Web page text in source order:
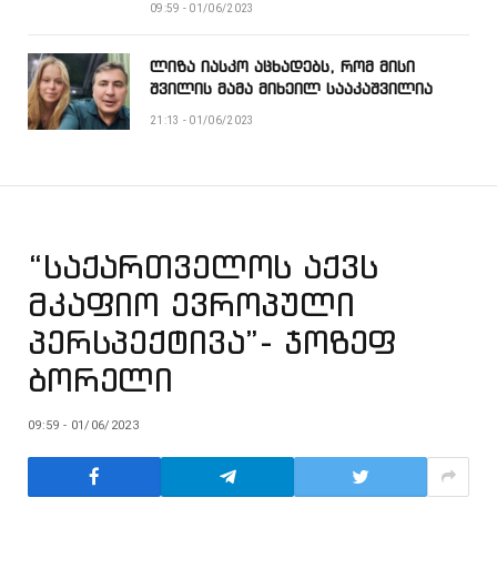
09:59 - 01/06/2023
ლიზა იასკო აცხადებს, რომ მისი
შვილის მამა მიხეილ სააკაშვილია
21:13 - 01/06/2023
“საქართველოს აქვს
მკაფიო ევროპული
პერსპექტივა”- ჯოზეფ
ბორელი
09:59 - 01/06/2023